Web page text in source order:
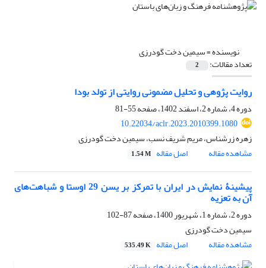
نویسنده =سیمین دخت گودرزی
تعداد مقالات: 2
روایت پژوهی و تحلیل مضمونی روایتی از تولد بودا
دوره 4، شماره 2، اسفند 1402، صفحه
55-81
10.22034/aclr.2023.2010399.1080
زهره زرشناس، مریم شریف نسب، سیمین دخت گودرزی
مشاهده مقاله
اصل مقاله 1.54 M
پیشینۀ نمایش در ایران با تمرکز بر یسن 29 اوستا و شباهت‌های
آن به تعزیه
دوره 2، شماره 1، شهریور 1400، صفحه
87-102
سیمین دخت گودرزی
مشاهده مقاله
اصل مقاله 535.49 K